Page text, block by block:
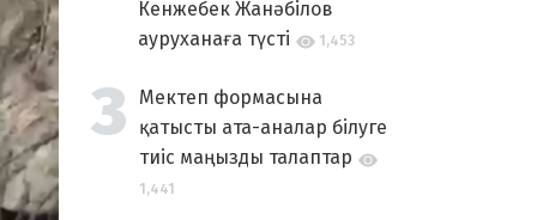
Кенжебек Жанәбілов
ауруханаға түсті
1,453
Мектеп формасына
қатысты ата-аналар білуге
тиіс маңызды талаптар
1,441